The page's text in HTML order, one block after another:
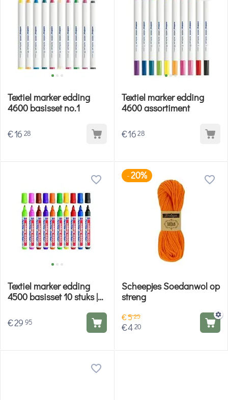
Textiel marker edding
4600 basisset no.1
€16 28
Textiel marker edding
4600 assortiment
€1628
Textiel marker edding
4500 basisset 10 stuks |
€29 95
-20%
Scheepjes Soedanwol op
streng
€525
€420